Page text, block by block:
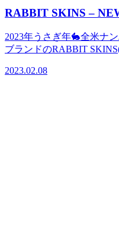
RABBIT SKINS –
2023年うさぎ年🐇全米ナ
ブランドのRABBIT
2023.02.08